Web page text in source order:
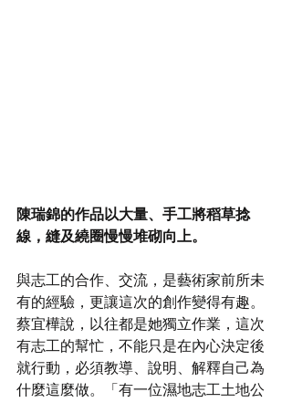
陳瑞錦的作品以大量、手工將稻草捻
線，縫及繞圈慢慢堆砌向上。
與志工的合作、交流，是藝術家前所未
有的經驗，更讓這次的創作變得有趣。
蔡宜樺說，以往都是她獨立作業，這次
有志工的幫忙，不能只是在內心決定後
就行動，必須教導、說明、解釋自己為
什麼這麼做。「有一位濕地志工土地公